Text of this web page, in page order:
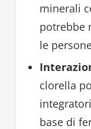
minerali
potrebbe
le
clorella
base di